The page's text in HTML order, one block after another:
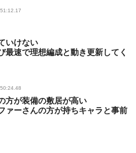
いけない
最速で理想編成と動き更新してく
方が装備の敷居が高い
ァーさんの方が持ちキャラと事前